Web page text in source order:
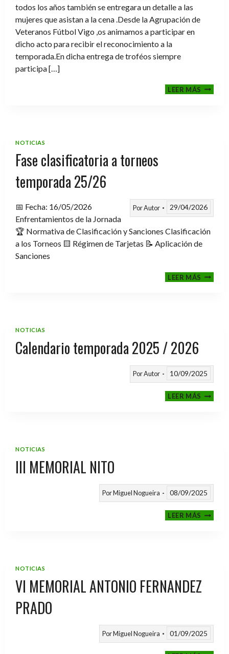
todos los años también se entregara un detalle a las
mujeres que asistan a la cena .Desde la Agrupación de
Veteranos Fútbol Vigo ,os animamos a participar en
dicho acto para recibir el reconocimiento a la
temporada.En dicha entrega de troféos siempre
participa […]
LEER MÁSCENA-
NOTICIAS
Fase clasificatoria a torneos
temporada 25/26
PorAutor 29/04/2026
📅 Fecha: 16/05/2026
Enfrentamientos de la Jornada
🏆 Normativa de Clasificación y Sanciones Clasificación
a los Torneos 🟨 Régimen de Tarjetas 📝 Aplicación de
Sanciones
LEER MÁSFASE
NOTICIAS
Calendario temporada 2025 / 2026
PorAutor 10/09/2025
LEER MÁS
NOTICIAS
III MEMORIAL NITO
PorMiguel Nogueira 08/09/2025
LEER MÁSIII
NOTICIAS
VI MEMORIAL ANTONIO FERNANDEZ
PRADO
PorMiguel Nogueira 01/09/2025